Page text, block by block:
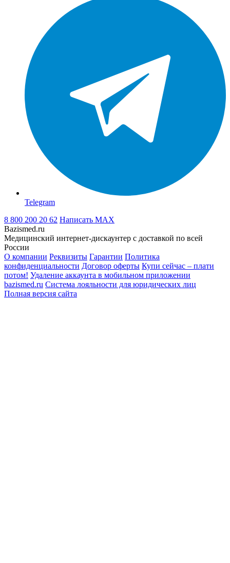
Telegram
8 800 200 20 62 Написать MAX
Bazismed.ru
Медицинский интернет-дискаунтер с доставкой по всей
России
О компании Реквизиты Гарантии Политика
конфиденциальности Договор оферты Купи сейчас – плати
потом! Удаление аккаунта в мобильном приложении
bazismed.ru Система лояльности для юридических лиц
Полная версия сайта